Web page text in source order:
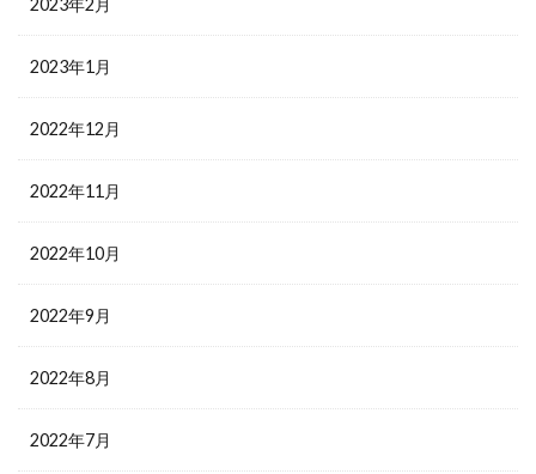
2023年1月
2022年12月
2022年11月
2022年10月
2022年9月
2022年8月
2022年7月